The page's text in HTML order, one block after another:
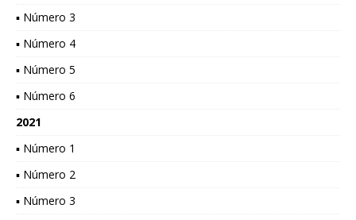
▪ Número 3
▪ Número 4
▪ Número 5
▪ Número 6
2021
▪ Número 1
▪ Número 2
▪ Número 3